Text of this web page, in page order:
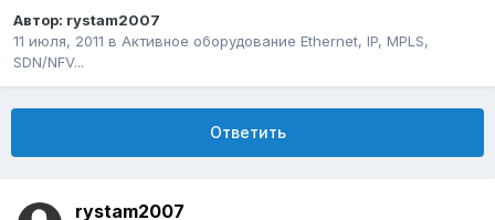
Автор: rystam2007
11 июля, 2011 в Активное оборудование Ethernet, IP, MPLS,
SDN/NFV...
Ответить
rystam2007